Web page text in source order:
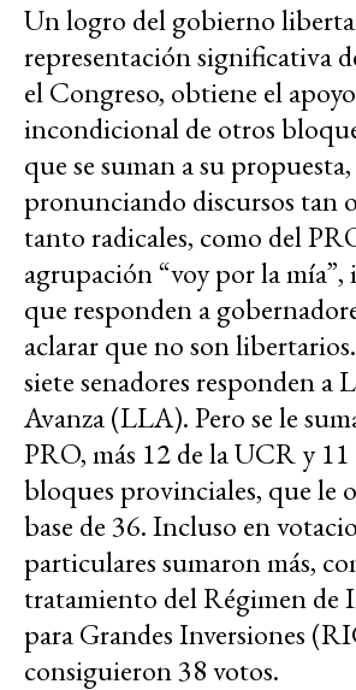
Un logro del gobierno
representación significativa
el Congreso, obtiene el apoyo
incondicional de otros
que se suman a su propuesta,
pronunciando discursos tan
tanto radicales, como del
agrupación “voy por la
que responden a
aclarar que no son
siete senadores responden a
Avanza (LLA). Pero se le
PRO, más 12 de la UCR y
bloques provinciales, que le
base de 36. Incluso en
particulares sumaron más,
tratamiento del Régimen de
para Grandes Inversiones
consiguieron 38 votos.